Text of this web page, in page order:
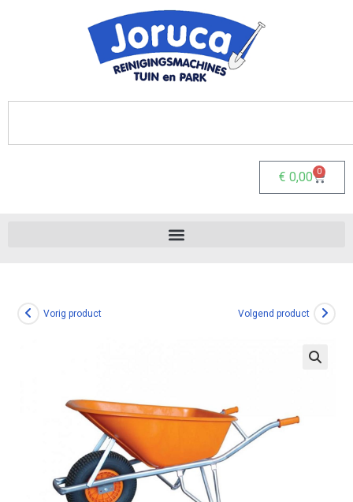
€ 0,00 0
Vorig product Volgend product